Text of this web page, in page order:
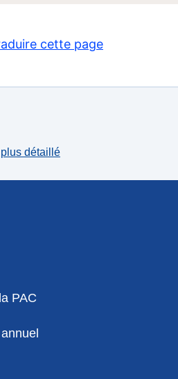
cette page
détaillé
PAC